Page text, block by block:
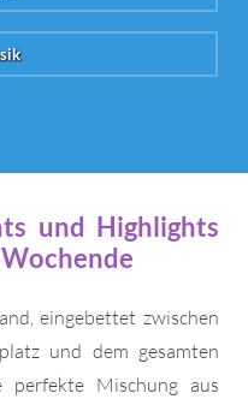
und Highlights
eingebettet zwischen
und dem gesamten
Mischung aus